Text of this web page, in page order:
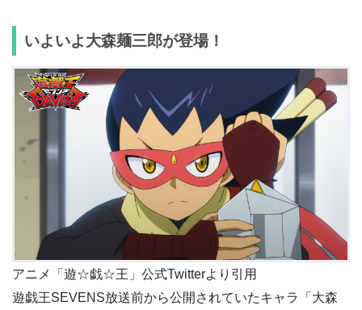
いよいよ大森麺三郎が登場！
アニメ「遊☆戯☆王」公式Twitterより引用
遊戯王SEVENS放送前から公開されていたキャラ「大森